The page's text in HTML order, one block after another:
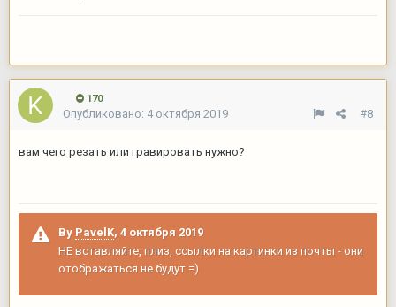
170
#8
Опубликовано: 4 октября 2019
вам чего резать или гравировать нужно?
By PavelK, 4 октября 2019
НЕ вставляйте, плиз, ссылки на картинки из почты - они
отображаться не будут =)